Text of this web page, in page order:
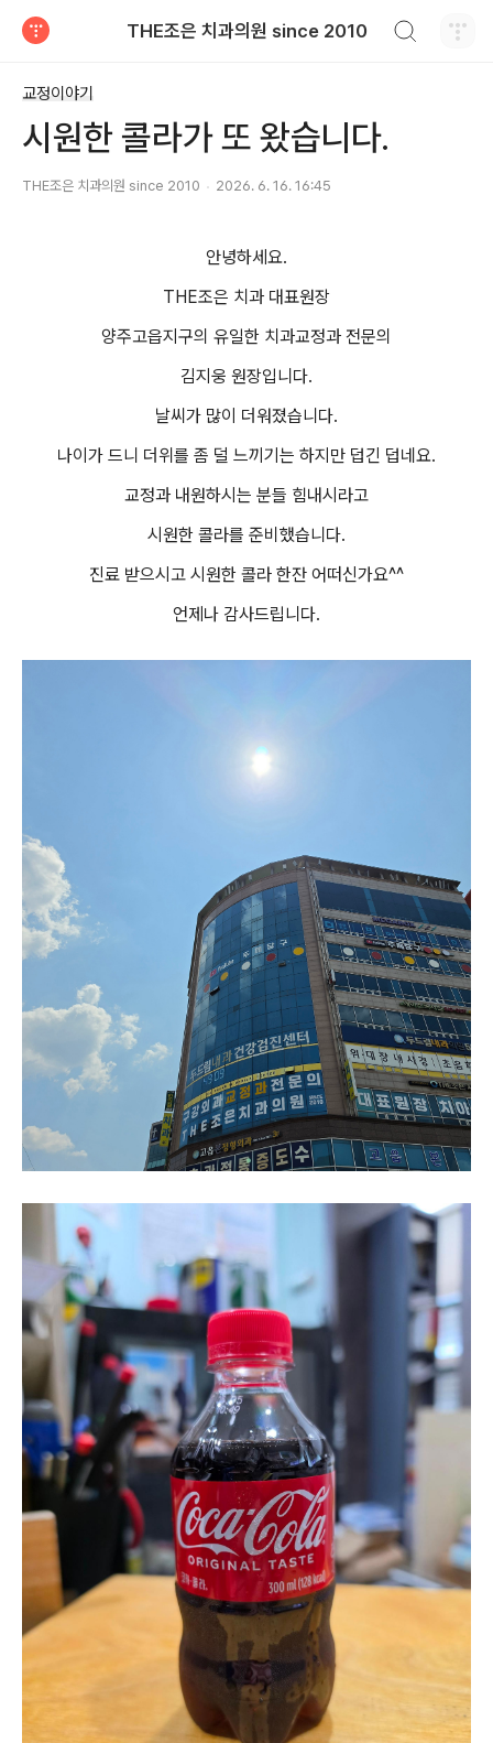
THE조은 치과의원 since 2010
교정이야기
시원한 콜라가 또 왔습니다.
THE조은 치과의원 since 2010 2026. 6. 16. 16:45
안녕하세요.
THE조은 치과 대표원장
양주고읍지구의 유일한 치과교정과 전문의
김지웅 원장입니다.
날씨가 많이 더워졌습니다.
나이가 드니 더위를 좀 덜 느끼기는 하지만 덥긴 덥네요.
교정과 내원하시는 분들 힘내시라고
시원한 콜라를 준비했습니다.
진료 받으시고 시원한 콜라 한잔 어떠신가요^^
언제나 감사드립니다.